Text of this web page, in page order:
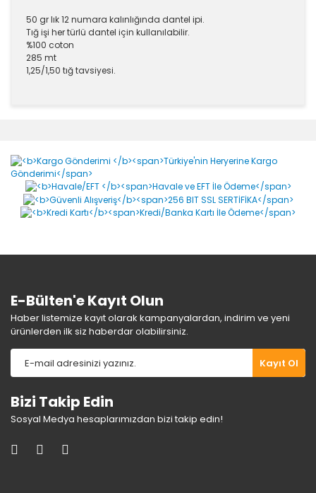
50 gr lık 12 numara kalınlığında dantel ipi.
Tığ işi her türlü dantel için kullanılabilir.
%100 coton
285 mt
1,25/1,50 tığ tavsiyesi.
Yorum Yaz
Ürün resmi kalitesiz, bozuk veya görüntülenemiyor.
Ürün açıklamasında eksik bilgiler bulunuyor.
Ürün bilgilerinde hatalar bulunuyor.
E-Bülten'e Kayıt Olun
Haber listemize kayıt olarak kampanyalardan, indirim ve yeni
ürünlerden ilk siz haberdar olabilirsiniz.
Kayıt Ol
Bizi Takip Edin
Sosyal Medya hesaplarımızdan bizi takip edin!